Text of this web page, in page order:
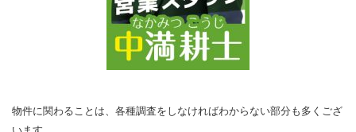
物件に関わることは、各種調査をしなければわからない部分も多くござ